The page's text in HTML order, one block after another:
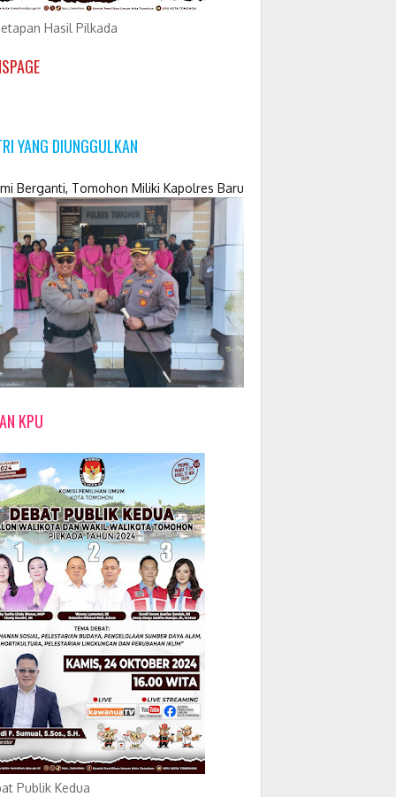
Hasil Pilkada
YANG DIUNGGULKAN
Berganti, Tomohon Miliki Kapolres Baru
KPU
Publik Kedua